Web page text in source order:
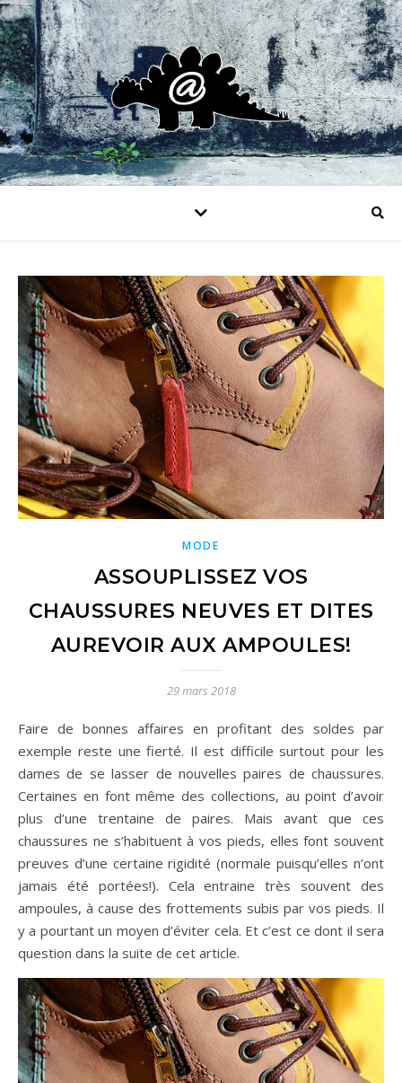
MODE
ASSOUPLISSEZ VOS
CHAUSSURES NEUVES ET DITES
AUREVOIR AUX AMPOULES!
29 mars 2018
Faire de bonnes affaires en profitant des soldes par
exemple reste une fierté. Il est difficile surtout pour les
dames de se lasser de nouvelles paires de chaussures.
Certaines en font même des collections, au point d’avoir
plus d’une trentaine de paires. Mais avant que ces
chaussures ne s’habituent à vos pieds, elles font souvent
preuves d’une certaine rigidité (normale puisqu’elles n’ont
jamais été portées!). Cela entraine très souvent des
ampoules, à cause des frottements subis par vos pieds. Il
y a pourtant un moyen d’éviter cela. Et c’est ce dont il sera
question dans la suite de cet article.